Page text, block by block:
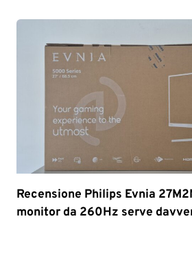
Recensione Philips Evnia
monitor da 260Hz serve